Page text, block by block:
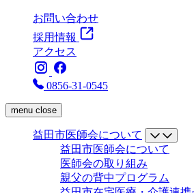
お問い合わせ
採用情報
アクセス
0856-31-0545
menu close
益田市医師会について
益田市医師会について
医師会の取り組み
親父の背中プログラム